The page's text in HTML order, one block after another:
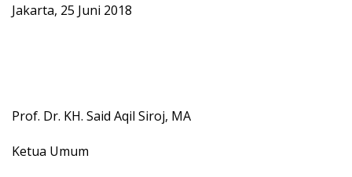
Jakarta, 25 Juni 2018
Prof. Dr. KH. Said Aqil Siroj, MA
Ketua Umum